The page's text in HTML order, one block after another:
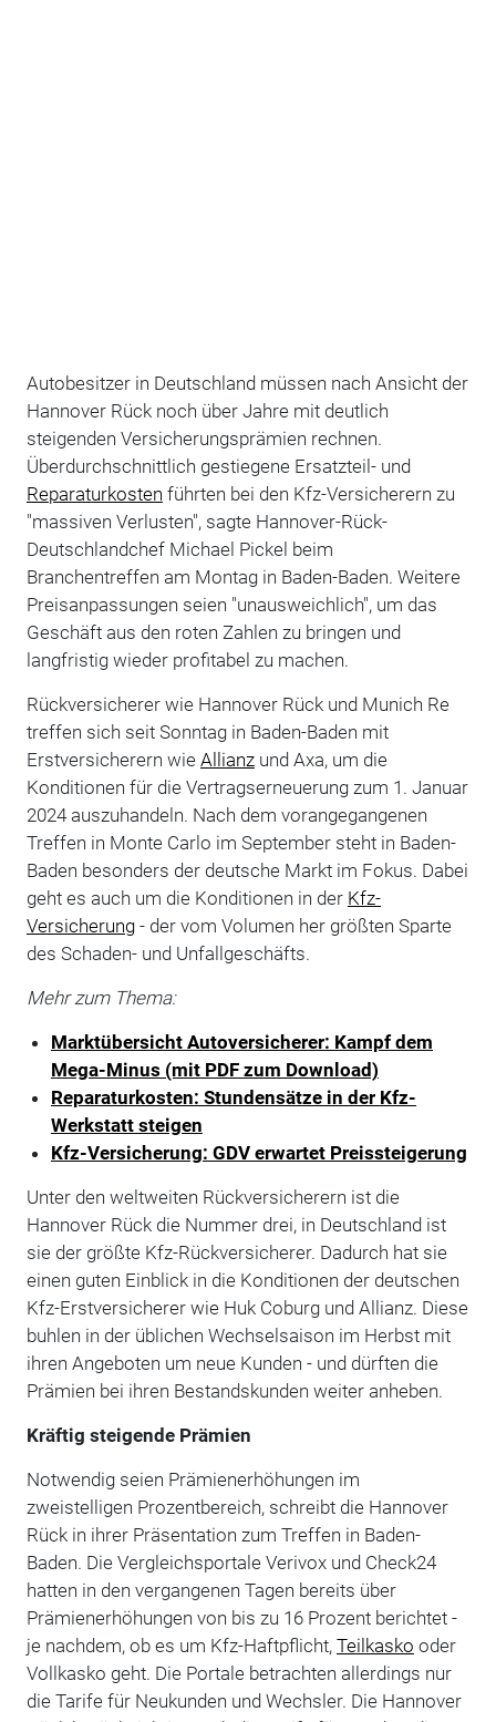
Autobesitzer in Deutschland müssen nach Ansicht der
Hannover Rück noch über Jahre mit deutlich
steigenden Versicherungsprämien rechnen.
Überdurchschnittlich gestiegene Ersatzteil- und
Reparaturkosten führten bei den Kfz-Versicherern zu
"massiven Verlusten", sagte Hannover-Rück-
Deutschlandchef Michael Pickel beim
Branchentreffen am Montag in Baden-Baden. Weitere
Preisanpassungen seien "unausweichlich", um das
Geschäft aus den roten Zahlen zu bringen und
langfristig wieder profitabel zu machen.
Rückversicherer wie Hannover Rück und Munich Re
treffen sich seit Sonntag in Baden-Baden mit
Erstversicherern wie Allianzund Axa, um die
Konditionen für die Vertragserneuerung zum 1. Januar
2024 auszuhandeln. Nach dem vorangegangenen
Treffen in Monte Carlo im September steht in Baden-
Baden besonders der deutsche Markt im Fokus. Dabei
geht es auch um die Konditionen in der Kfz-
Versicherung- der vom Volumen her größten Sparte
des Schaden- und Unfallgeschäfts.
Mehr zum Thema:
Marktübersicht Autoversicherer: Kampf dem
Mega-Minus (mit PDF zum Download)
Reparaturkosten: Stundensätze in der Kfz-
Werkstatt steigen
Kfz-Versicherung: GDV erwartet Preissteigerung
Unter den weltweiten Rückversicherern ist die
Hannover Rück die Nummer drei, in Deutschland ist
sie der größte Kfz-Rückversicherer. Dadurch hat sie
einen guten Einblick in die Konditionen der deutschen
Kfz-Erstversicherer wie Huk Coburg und Allianz. Diese
buhlen in der üblichen Wechselsaison im Herbst mit
ihren Angeboten um neue Kunden - und dürften die
Prämien bei ihren Bestandskunden weiter anheben.
Kräftig steigende Prämien
Notwendig seien Prämienerhöhungen im
zweistelligen Prozentbereich, schreibt die Hannover
Rück in ihrer Präsentation zum Treffen in Baden-
Baden. Die Vergleichsportale Verivox und Check24
hatten in den vergangenen Tagen bereits über
Prämienerhöhungen von bis zu 16 Prozent berichtet -
je nachdem, ob es um Kfz-Haftpflicht, Teilkasko oder
Vollkasko geht. Die Portale betrachten allerdings nur
die Tarife für Neukunden und Wechsler. Die Hannover